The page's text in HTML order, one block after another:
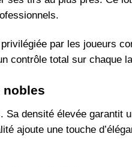
par les joueurs
contrôle total sur chaque
nobles
densité élevée garantit
ajoute une touche